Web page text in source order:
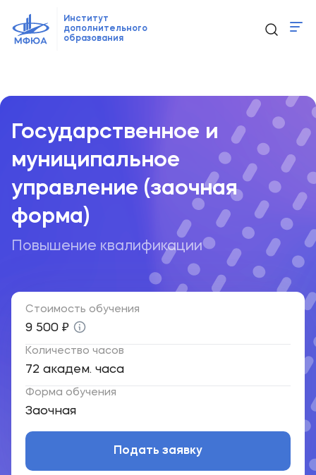
Институт
дополнительного
образования
Контакты
ido@mfua.ru
Выбрать программу
Государственное и
муниципальное
управление (заочная
форма)
Повышение квалификации
Стоимость обучения
9 500 ₽
Количество часов
72 академ. часа
Форма обучения
Заочная
Подать заявку